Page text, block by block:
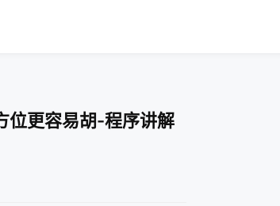
位更容易胡-程序讲解